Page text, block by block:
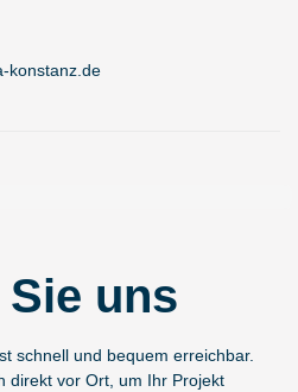
konstanz.de
uns
schnell und bequem erreichbar.
direkt vor Ort, um Ihr Projekt